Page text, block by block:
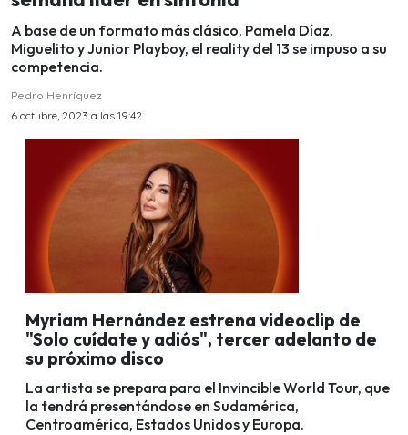
A base de un formato más clásico, Pamela Díaz,
Miguelito y Junior Playboy, el reality del 13 se impuso a su
competencia.
Pedro Henríquez
6 octubre, 2023 a las 19:42
Myriam Hernández estrena videoclip de
"Solo cuídate y adiós", tercer adelanto de
su próximo disco
La artista se prepara para el Invincible World Tour, que
la tendrá presentándose en Sudamérica,
Centroamérica, Estados Unidos y Europa.